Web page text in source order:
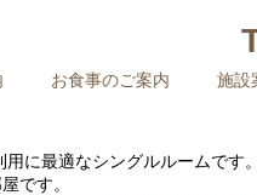
お食事のご案内 施設
に最適なシングルルームです
です。